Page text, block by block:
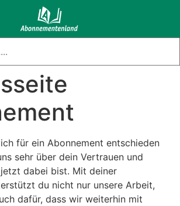
für ein Abonnement entschieden
sehr über dein Vertrauen und
dabei bist. Mit deiner
du nicht nur unsere Arbeit,
dafür, dass wir weiterhin mit